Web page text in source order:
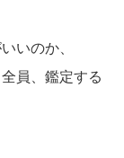
いのか、
員、鑑定する